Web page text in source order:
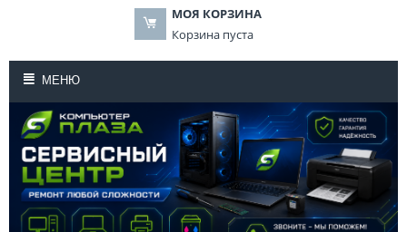
МОЯ КОРЗИНА
Корзина пуста
МЕНЮ